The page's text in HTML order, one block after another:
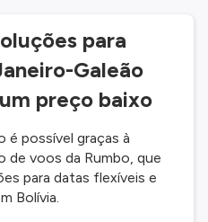
para
Galeão
preço baixo
é possível graças à
de voos da Rumbo, que
para datas flexíveis e
Bolívia.